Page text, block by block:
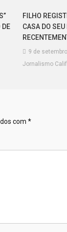
DE
FILHO
CASA DO SEU
9 de
Jornalismo
com *